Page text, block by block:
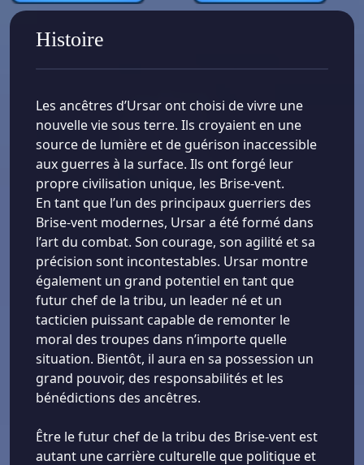
Histoire
Les ancêtres d’Ursar ont choisi de vivre une
nouvelle vie sous terre. Ils croyaient en une
source de lumière et de guérison inaccessible
aux guerres à la surface. Ils ont forgé leur
propre civilisation unique, les Brise-vent.
En tant que l’un des principaux guerriers des
Brise-vent modernes, Ursar a été formé dans
l’art du combat. Son courage, son agilité et sa
précision sont incontestables. Ursar montre
également un grand potentiel en tant que
futur chef de la tribu, un leader né et un
tacticien puissant capable de remonter le
moral des troupes dans n’importe quelle
situation. Bientôt, il aura en sa possession un
grand pouvoir, des responsabilités et les
bénédictions des ancêtres.
Être le futur chef de la tribu des Brise-vent est
autant une carrière culturelle que politique et